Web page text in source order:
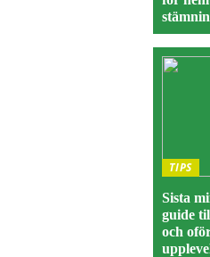
TIPS
Sista
guide
och